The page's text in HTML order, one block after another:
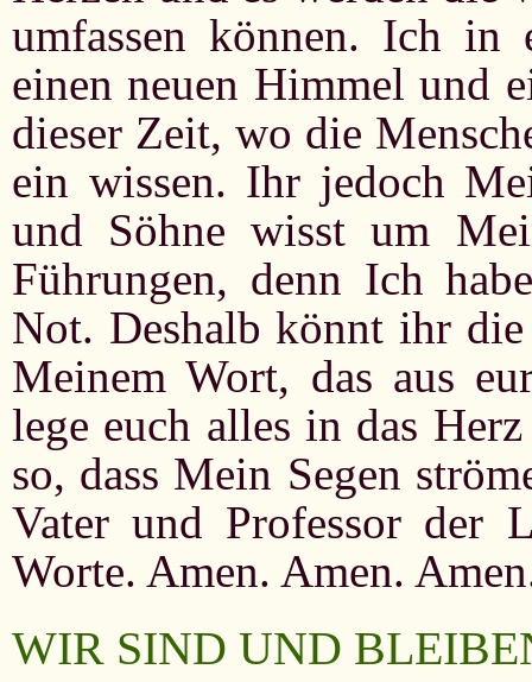
umfassen können. Ich
einen neuen Himmel und
dieser Zeit, wo die
ein wissen. Ihr jedoch
und Söhne wisst um
Führungen, denn Ich
Not. Deshalb könnt ihr
Meinem Wort, das aus
lege euch alles in das
so, dass Mein Segen
Vater und Professor der
Worte. Amen. Amen.
WIR SIND UND